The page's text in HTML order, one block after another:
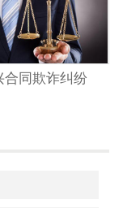
合同欺诈纠纷